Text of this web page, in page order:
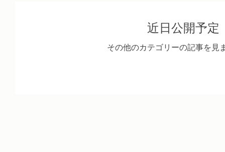
近日公開予定
その他のカテゴリーの記事を見